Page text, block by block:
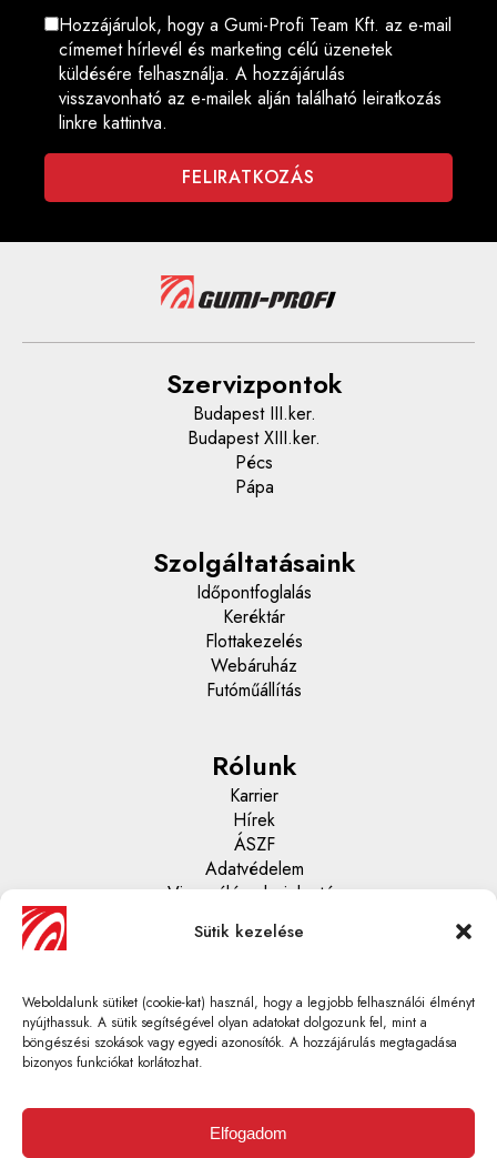
Sütik kezelése
Weboldalunk sütiket (cookie-kat) használ, hogy a legjobb felhasználói élményt
nyújthassuk. A sütik segítségével olyan adatokat dolgozunk fel, mint a
böngészési szokások vagy egyedi azonosítók. A hozzájárulás megtagadása
bizonyos funkciókat korlátozhat.
Elfogadom
Hozzájárulok, hogy a Gumi-Profi Team Kft. az e-mail
címemet hírlevél és marketing célú üzenetek
küldésére felhasználja. A hozzájárulás
visszavonható az e-mailek alján található leiratkozás
linkre kattintva.
Szervizpontok
Budapest III.ker.
Budapest XIII.ker.
Pécs
Pápa
Szolgáltatásaink
Időpontfoglalás
Keréktár
Flottakezelés
Webáruház
Futóműállítás
Rólunk
Karrier
Hírek
ÁSZF
Adatvédelem
Visszaélés - bejelentés
06 1 430 67 70
info@gumi-profi.hu
GUMI-PROFI TEAM KFT.Adószám: 10735442-2-41 |